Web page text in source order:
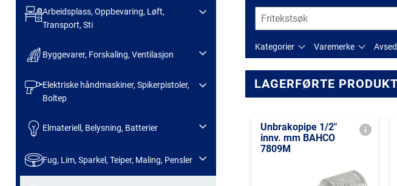
Arbeidsplass, Oppbevaring, Løft,
Transport, Sti
Byggevarer, Forskaling, Ventilasjon
Elektriske håndmaskiner, Spikerpistoler,
Boltep
Elmateriell, Belysning, Batterier
Fug, Lim, Sparkel, Teiper, Maling, Pensler
Kategorier Varemerke
LAGERFØRTE
Unbrakopipe 1/2"
innv. mm BAHCO
7809M